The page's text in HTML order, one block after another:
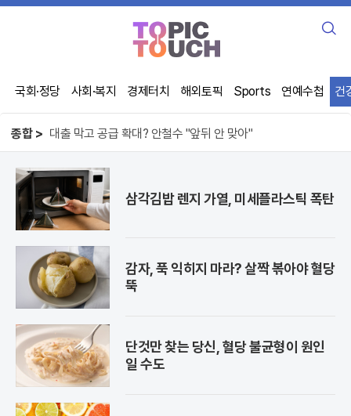
검
국회·정당 사회·복지 경제터치 해외토픽 Sports 연예수첩 건
종합 > 오뚜기 케챂 55년, 1인당 100개씩 먹었다
사기꾼이 주무른 제주 선거, 직원 강제 동원
대출 막고 공급 확대? 안철수 "앞뒤 안 맞아"
오뚜기 케챂 55년, 1인당 100개씩 먹었다
삼각김밥 렌지 가열, 미세플라스틱 폭탄
감자, 푹 익히지 마라? 살짝 볶아야 혈당
뚝
단것만 찾는 당신, 혈당 불균형이 원인
일 수도